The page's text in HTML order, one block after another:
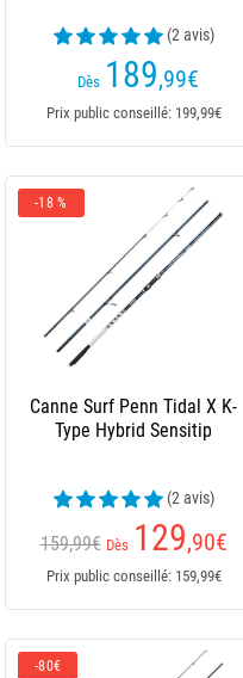
(2 avis)
Dès 189,99€
Prix public conseillé: 199,99€
-18 %
Canne Surf Penn Tidal X K-
Type Hybrid Sensitip
(2 avis)
159,99€ Dès 129,90€
Prix public conseillé: 159,99€
-80€